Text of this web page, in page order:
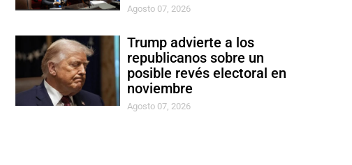
Agosto 07, 2026
Trump advierte a los
republicanos sobre un
posible revés electoral en
noviembre
Agosto 07, 2026